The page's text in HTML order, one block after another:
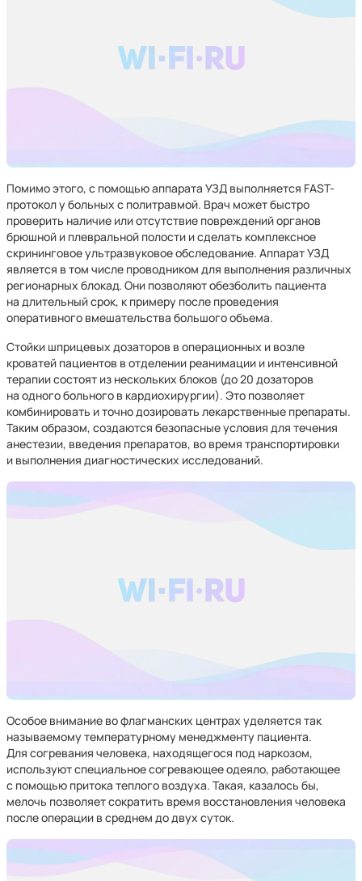
Помимо этого, с помощью аппарата УЗД выполняется FAST-
протокол у больных с политравмой. Врач может быстро
проверить наличие или отсутствие повреждений органов
брюшной и плевральной полости и сделать комплексное
скрининговое ультразвуковое обследование. Аппарат УЗД
является в том числе проводником для выполнения различных
регионарных блокад. Они позволяют обезболить пациента
на длительный срок, к примеру после проведения
оперативного вмешательства большого объема.
Стойки шприцевых дозаторов в операционных и возле
кроватей пациентов в отделении реанимации и интенсивной
терапии состоят из нескольких блоков (до 20 дозаторов
на одного больного в кардиохирургии). Это позволяет
комбинировать и точно дозировать лекарственные препараты.
Таким образом, создаются безопасные условия для течения
анестезии, введения препаратов, во время транспортировки
и выполнения диагностических исследований.
Особое внимание во флагманских центрах уделяется так
называемому температурному менеджменту пациента.
Для согревания человека, находящегося под наркозом,
используют специальное согревающее одеяло, работающее
с помощью притока теплого воздуха. Такая, казалось бы,
мелочь позволяет сократить время восстановления человека
после операции в среднем до двух суток.